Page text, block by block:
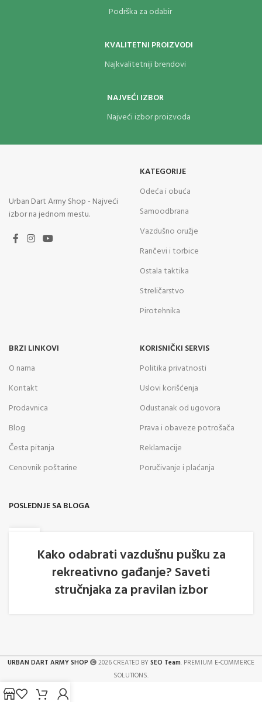
Podrška za odabir
KVALITETNI PROIZVODI
Najkvalitetniji brendovi
NAJVEĆI IZBOR
Najveći izbor proizvoda
Urban Dart Army Shop - Najveći
izbor na jednom mestu.
KATEGORIJE
Odeća i obuća
Samoodbrana
Vazdušno oružje
Rančevi i torbice
Ostala taktika
Streličarstvo
Pirotehnika
BRZI LINKOVI
O nama
Kontakt
Prodavnica
Blog
Česta pitanja
Cenovnik poštarine
KORISNIČKI SERVIS
Politika privatnosti
Uslovi korišćenja
Odustanak od ugovora
Prava i obaveze potrošača
Reklamacije
Poručivanje i plaćanja
POSLEDNJE SA BLOGA
Kako odabrati vazdušnu pušku za
rekreativno gađanje? Saveti
stručnjaka za pravilan izbor
URBAN DART ARMY SHOP 2026 CREATED BYSEO Team. PREMIUM E-COMMERCE
SOLUTIONS.